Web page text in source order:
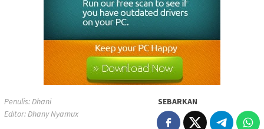
Penulis: Dhani
Editor: Dhany Nyamux
SEBARKAN